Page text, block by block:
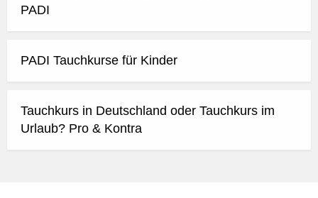
PADI
PADI Tauchkurse für Kinder
Tauchkurs in Deutschland oder Tauchkurs im
Urlaub? Pro & Kontra